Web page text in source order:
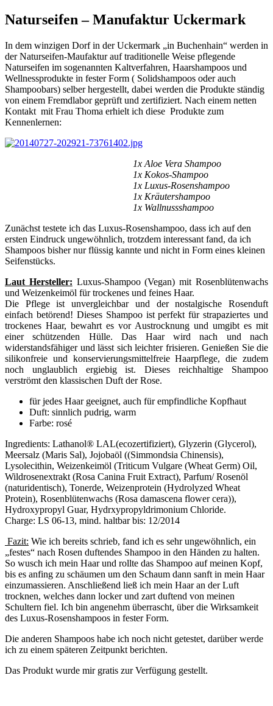
Naturseifen – Manufaktur Uckermark
In dem winzigen Dorf in der Uckermark „in Buchenhain“ werden in
der Naturseifen-Maufaktur auf traditionelle Weise pflegende
Naturseifen im sogenannten Kaltverfahren, Haarshampoos und
Wellnessprodukte in fester Form ( Solidshampoos oder auch
Shampoobars) selber hergestellt, dabei werden die Produkte ständig
von einem Fremdlabor geprüft und zertifiziert. Nach einem netten
Kontakt mit Frau Thoma erhielt ich diese Produkte zum
Kennenlernen:
1x Aloe Vera Shampoo
1x Kokos-Shampoo
1x Luxus-Rosenshampoo
1x Kräutershampoo
1x Wallnussshampoo
Zunächst testete ich das Luxus-Rosenshampoo, dass ich auf den
ersten Eindruck ungewöhnlich, trotzdem interessant fand, da ich
Shampoos bisher nur flüssig kannte und nicht in Form eines kleinen
Seifenstücks.
Laut Hersteller: Luxus-Shampoo (Vegan) mit Rosenblütenwachs
und Weizenkeimöl für trockenes und feines Haar.
Die Pflege ist unvergleichbar und der nostalgische Rosenduft
einfach betörend! Dieses Shampoo ist perfekt für strapaziertes und
trockenes Haar, bewahrt es vor Austrocknung und umgibt es mit
einer schützenden Hülle. Das Haar wird nach und nach
widerstandsfähiger und lässt sich leichter frisieren. Genießen Sie die
silikonfreie und konservierungsmittelfreie Haarpflege, die zudem
noch unglaublich ergiebig ist. Dieses reichhaltige Shampoo
verströmt den klassischen Duft der Rose.
für jedes Haar geeignet, auch für empfindliche Kopfhaut
Duft: sinnlich pudrig, warm
Farbe: rosé
Ingredients: Lathanol® LAL(ecozertifiziert), Glyzerin (Glycerol),
Meersalz (Maris Sal), Jojobaöl ((Simmondsia Chinensis),
Lysolecithin, Weizenkeimöl (Triticum Vulgare (Wheat Germ) Oil,
Wildrosenextrakt (Rosa Canina Fruit Extract), Parfum/ Rosenöl
(naturidentisch), Tonerde, Weizenprotein (Hydrolyzed Wheat
Protein), Rosenblütenwachs (Rosa damascena flower cera)),
Hydroxypropyl Guar, Hydrxypropyldrimonium Chloride.
Charge: LS 06-13, mind. haltbar bis: 12/2014
Fazit: Wie ich bereits schrieb, fand ich es sehr ungewöhnlich, ein
„festes“ nach Rosen duftendes Shampoo in den Händen zu halten.
So wusch ich mein Haar und rollte das Shampoo auf meinen Kopf,
bis es anfing zu schäumen um den Schaum dann sanft in mein Haar
einzumassieren. Anschließend ließ ich mein Haar an der Luft
trocknen, welches dann locker und zart duftend von meinen
Schultern fiel. Ich bin angenehm überrascht, über die Wirksamkeit
des Luxus-Rosenshampoos in fester Form.
Die anderen Shampoos habe ich noch nicht getestet, darüber werde
ich zu einem späteren Zeitpunkt berichten.
Das Produkt wurde mir gratis zur Verfügung gestellt.